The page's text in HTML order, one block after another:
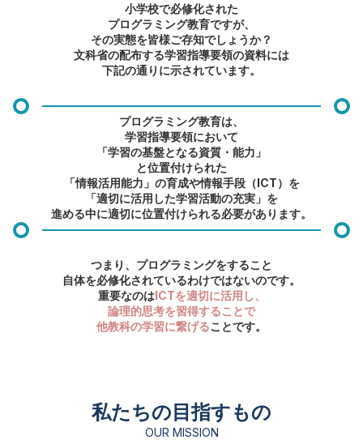
小学校で必修化された
プログラミング教育ですが、
その実態を皆様ご存知でしょうか？
文科省の配布する学習指導要領の資料には
下記の通りに示されています。
プログラミング教育は、
学習指導要領において
「学習の基盤となる資質・能力」
と位置付けられた
「情報活用能力」の育成や情報手段（ICT）を
「適切に活用した学習活動の充実」を
進める中に適切に位置付けられる必要があります。
つまり、プログラミングをすること
自体を必修化されているわけではないのです。
重要なのはICTを適切に活用し、
論理的思考を習得することで
他教科の学習に繋げることです。
私たちの目指すもの
OUR MISSION